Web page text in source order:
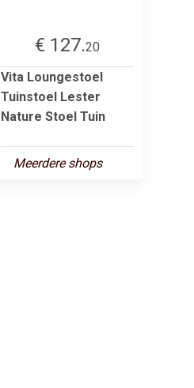
€ 127.20
Vita Loungestoel
Tuinstoel Lester
Nature Stoel Tuin
Meerdere shops